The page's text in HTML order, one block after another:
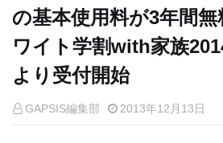
の基本使用料が3年間
ワイト学割with家族
より受付開始
GAPSIS編集部 2013年12月13日